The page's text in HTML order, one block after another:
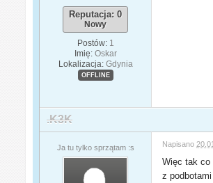
Reputacja: 0
Nowy
Postów: 1
Imię: Oskar
Lokalizacja: Gdynia
OFFLINE
.K3K
Ja tu tylko sprzątam :s Napisano
Więc tak co
z